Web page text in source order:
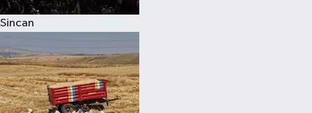
Sincan